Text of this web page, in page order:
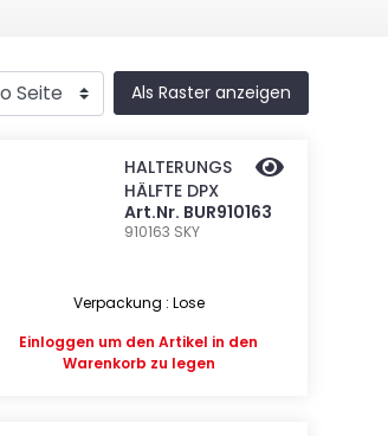
Als Raster anzeigen
HALTERUNGS
HÄLFTE DPX
Art.Nr. BUR910163
910163 SKY
Verpackung : Lose
Einloggen um den Artikel in den
Warenkorb zu legen